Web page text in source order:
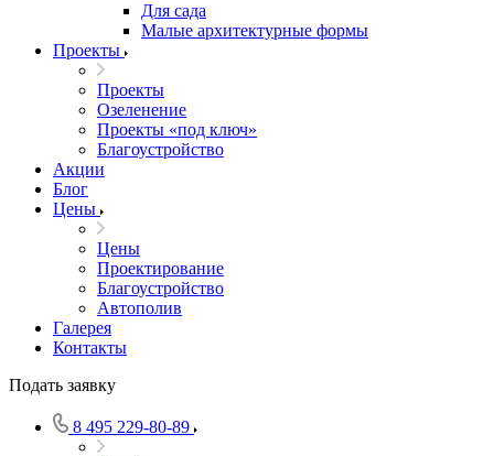
Для сада
Малые архитектурные формы
Проекты
Проекты
Озеленение
Проекты «под ключ»
Благоустройство
Акции
Блог
Цены
Цены
Проектирование
Благоустройство
Автополив
Галерея
Контакты
Подать заявку
8 495 229-80-89